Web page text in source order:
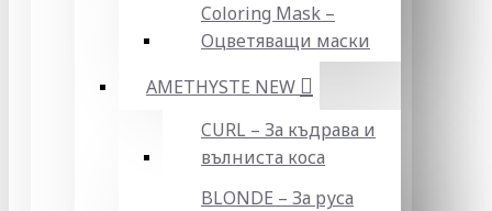
Coloring Mask –
Оцветяващи маски
AMETHYSTE NEW
CURL – За къдрава и
вълниста коса
BLONDE – За руса